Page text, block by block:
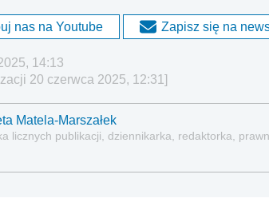
nas na Youtube Zapisz się na
14:13
20 czerwca 2025, 12:31]
Matela-Marszałek
licznych publikacji, dziennikarka, redaktorka,